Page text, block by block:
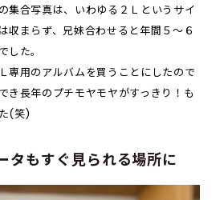
集合写真は、いわゆる２Ｌというサイ
収まらず、兄妹合わせると年間５～６
た。
専用のアルバムを買うことにしたので
き長年のプチモヤモヤがすっきり！も
(笑)
タもすぐ見られる場所に